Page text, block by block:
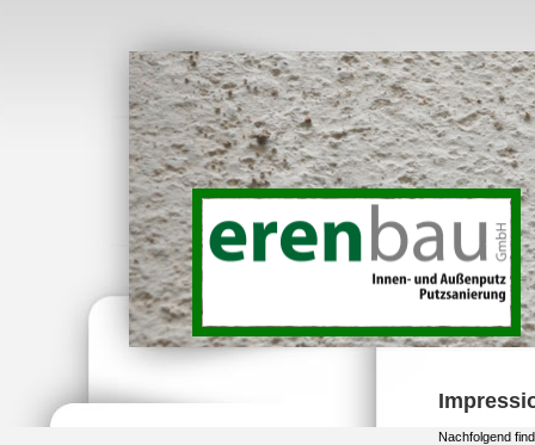
Nachfolgend